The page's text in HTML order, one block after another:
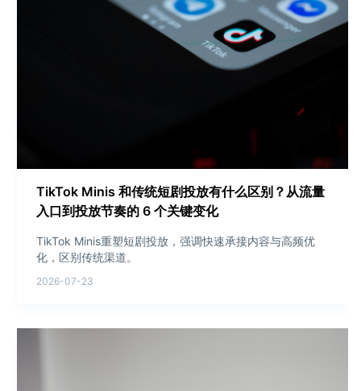
TikTok Minis 和传统短剧投放有什么区别？从流量
入口到投放节奏的 6 个关键变化
TikTok Minis重塑短剧投放，强调快速承接内容与高频优
化，区别传统渠道。
2026-07-23